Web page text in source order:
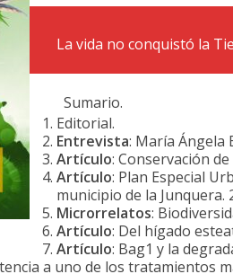
La vida no conquistó la
Sumario.
Editorial.
Entrevista: María Ángela
Artículo: Conservación
Artículo: Plan Especial
municipio de la
Microrrelatos:
Artículo: Del hígado
Artículo: Bag1 y la
a uno de los tratamientos